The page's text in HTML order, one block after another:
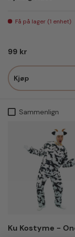
Få på lager (1 enhet)
Vanlig pris
99 kr
Kjøp
Sammenlign
Ku Kostyme -